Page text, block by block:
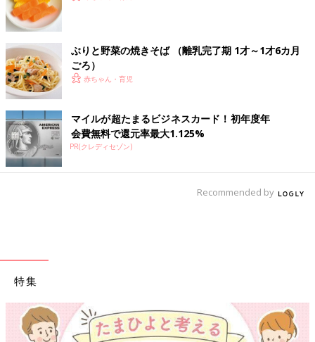
ぶりと野菜の焼きそば （離乳完了期 1才～1才6カ月
ごろ）
赤ちゃん・育児
マイルが超たまるビジネスカード！初年度年
会費無料で還元率最大1.125%
PR(クレディセゾン)
Recommended by
特集